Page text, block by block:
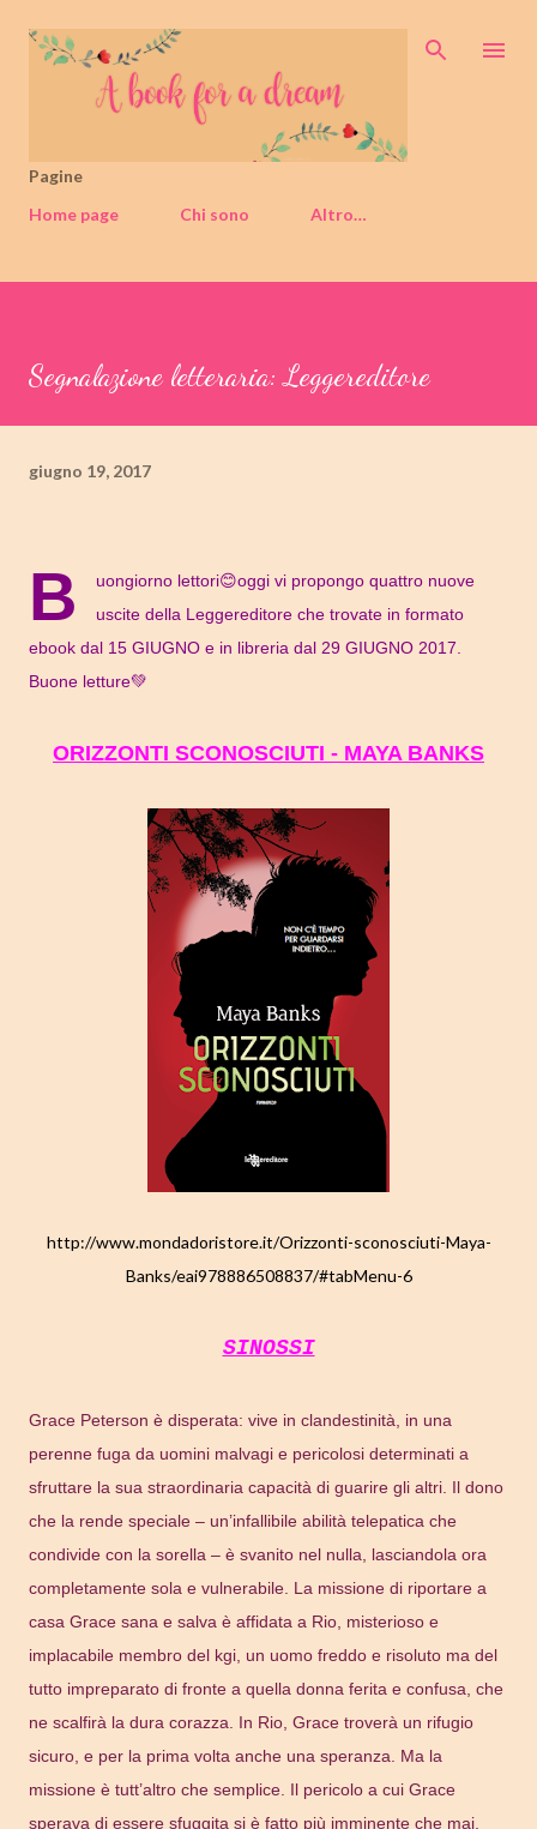
Passa ai contenuti principali
Pagine
Home page
Chi sono Altro…
Segnalazione letteraria: Leggereditore
giugno 19, 2017
B
uongiorno lettori😊oggi vi propongo quattro nuove
uscite della Leggereditore che trovate in formato
ebook dal 15 GIUGNO e in libreria dal 29 GIUGNO 2017.
Buone letture💚
ORIZZONTI SCONOSCIUTI - MAYA BANKS
http://www.mondadoristore.it/Orizzonti-sconosciuti-Maya-
Banks/eai978886508837/#tabMenu-6
SINOSSI
Grace Peterson è disperata: vive in clandestinità, in una
perenne fuga da uomini malvagi e pericolosi determinati a
sfruttare la sua straordinaria capacità di guarire gli altri. Il dono
che la rende speciale – un’infallibile abilità telepatica che
condivide con la sorella – è svanito nel nulla, lasciandola ora
completamente sola e vulnerabile. La missione di riportare a
casa Grace sana e salva è affidata a Rio, misterioso e
implacabile membro del kgi, un uomo freddo e risoluto ma del
tutto impreparato di fronte a quella donna ferita e confusa, che
ne scalfirà la dura corazza. In Rio, Grace troverà un rifugio
sicuro, e per la prima volta anche una speranza. Ma la
missione è tutt’altro che semplice. Il pericolo a cui Grace
sperava di essere sfuggita si è fatto più imminente che mai,